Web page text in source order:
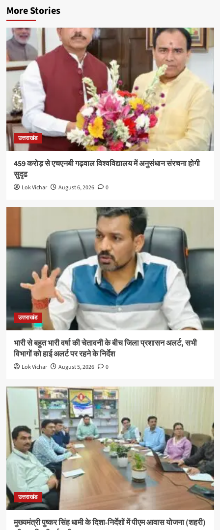
More Stories
उत्तराखंड
459 करोड़ से एचएनबी गढ़वाल विश्वविद्यालय में अनुसंधान संरचना होगी
सुदृढ
Lok Vichar August 6, 2026 0
उत्तराखंड
भारी से बहुत भारी वर्षा की चेतावनी के बीच जिला प्रशासन अलर्ट, सभी
विभागों को हाई अलर्ट पर रहने के निर्देश
Lok Vichar August 5, 2026 0
उत्तराखंड
मुख्यमंत्री पुष्कर सिंह धामी के दिशा-निर्देशों में पीएम आवास योजना (शहरी)